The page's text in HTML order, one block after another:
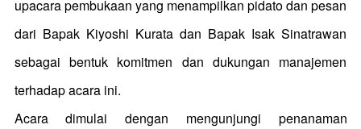
upacara pembukaan yang menampilkan pidato dan pesan
dari Bapak Kiyoshi Kurata dan Bapak Isak Sinatrawan
sebagai bentuk komitmen dan dukungan manajemen
terhadap acara ini.
Acara dimulai dengan mengunjungi penanaman